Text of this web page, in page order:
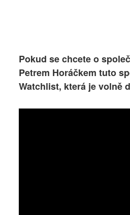
Pokud se chcete o
Petrem Horáčkem tuto
Watchlist, která je volně